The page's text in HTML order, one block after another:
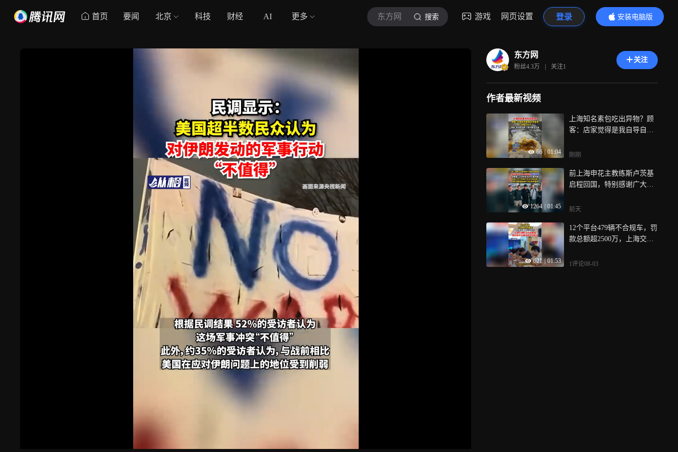
首页 要闻 北京 科技 财经 AI 更多 东方网 搜索 游戏 网页设置 登录
安装电脑版
内容更精彩
东方网
粉丝4.3万 | 关注1
关注
作者最新视频
66 | 01:04
上海知名素包吃出异物？顾
客：店家觉得是我自导自
消杀记录，以官方裁定为准
刚刚
1264 01:45
前上海申花主教练斯卢茨基
启程回国，特别感谢广大申
0分起步 队内大量伤病，自
助力，率队获两座超级杯 队
史胜率最高
前天
621 | 01:53
12个平台479辆不合规车，罚
款总额超2500万，上海交通
中处罚决定书
1评论08-03